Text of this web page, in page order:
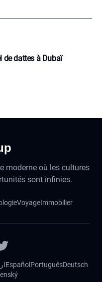
de dattes à Dubaï
moderne où les cultures
sont infinies.
VoyageImmobilier
Español PortuguêsDeutsch